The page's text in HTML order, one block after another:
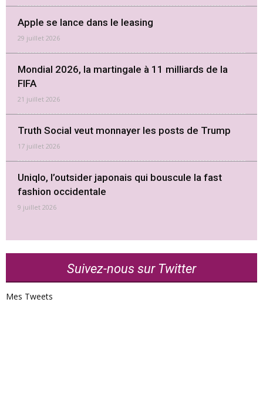
Apple se lance dans le leasing
29 juillet 2026
Mondial 2026, la martingale à 11 milliards de la
FIFA
21 juillet 2026
Truth Social veut monnayer les posts de Trump
17 juillet 2026
Uniqlo, l’outsider japonais qui bouscule la fast
fashion occidentale
9 juillet 2026
Suivez-nous sur Twitter
Mes Tweets